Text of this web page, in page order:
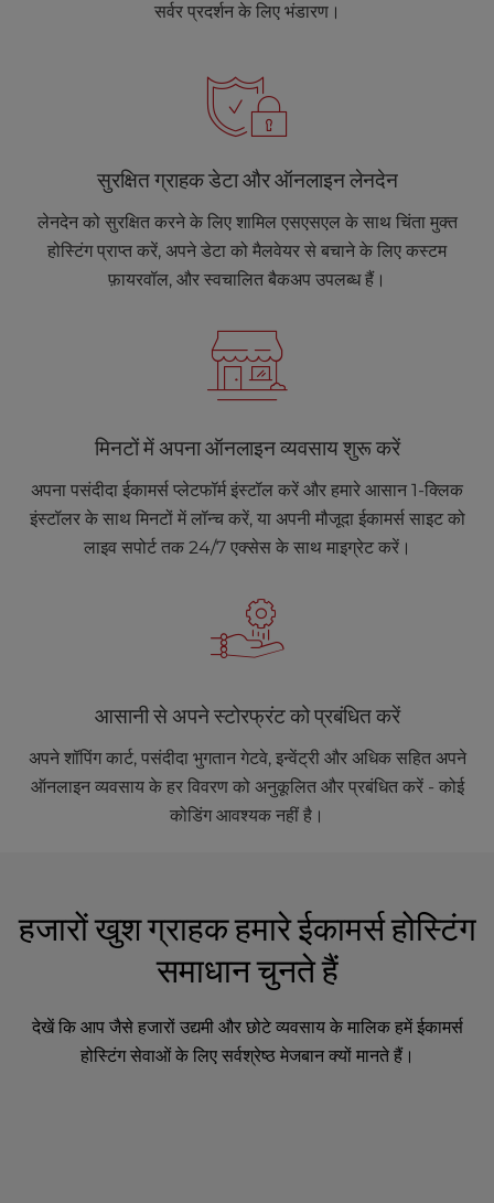
सर्वर प्रदर्शन के लिए भंडारण।
सुरक्षित ग्राहक डेटा और ऑनलाइन लेनदेन
लेनदेन को सुरक्षित करने के लिए शामिल एसएसएल के साथ चिंता मुक्त
होस्टिंग प्राप्त करें, अपने डेटा को मैलवेयर से बचाने के लिए कस्टम
फ़ायरवॉल, और स्वचालित बैकअप उपलब्ध हैं।
मिनटों में अपना ऑनलाइन व्यवसाय शुरू करें
अपना पसंदीदा ईकामर्स प्लेटफॉर्म इंस्टॉल करें और हमारे आसान 1-क्लिक
इंस्टॉलर के साथ मिनटों में लॉन्च करें, या अपनी मौजूदा ईकामर्स साइट को
लाइव सपोर्ट तक 24/7 एक्सेस के साथ माइग्रेट करें।
आसानी से अपने स्टोरफ्रंट को प्रबंधित करें
अपने शॉपिंग कार्ट, पसंदीदा भुगतान गेटवे, इन्वेंट्री और अधिक सहित अपने
ऑनलाइन व्यवसाय के हर विवरण को अनुकूलित और प्रबंधित करें - कोई
कोडिंग आवश्यक नहीं है।
हजारों खुश ग्राहक हमारे ईकामर्स होस्टिंग
समाधान चुनते हैं
देखें कि आप जैसे हजारों उद्यमी और छोटे व्यवसाय के मालिक हमें ईकामर्स
होस्टिंग सेवाओं के लिए सर्वश्रेष्ठ मेजबान क्यों मानते हैं।